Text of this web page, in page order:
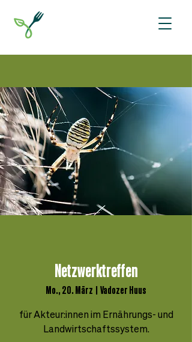
Netzwerktreffen
Mo., 20. März
  |
Vadozer Huus
für Akteur:innen im Ernährungs- und
Landwirtschaftssystem.